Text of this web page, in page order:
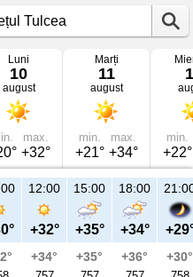
Luni
10
august
max.
+32°
Marți
11
august
min.
+21°
max.
+34°
min.
+22°
12:00
+32°
+34°
15:00
+35°
+35°
18:00
+34°
+36° +30°